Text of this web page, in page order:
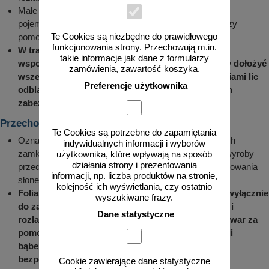
Te Cookies są niezbędne do prawidłowego
funkcjonowania strony. Przechowują m.in.
takie informacje jak dane z formularzy
zamówienia, zawartość koszyka.
Preferencje użytkownika
Te Cookies są potrzebne do zapamiętania
indywidualnych informacji i wyborów
użytkownika, które wpływają na sposób
działania strony i prezentowania
informacji, np. liczba produktów na stronie,
kolejność ich wyświetlania, czy ostatnio
wyszukiwane frazy.
Dane statystyczne
Cookie zawierające dane statystyczne
Małe znaki i elementy oznakowania umieszczane w
pojemnikach lub na paletach można rozładowywać przy
pomocy wózka widłowego.
W trakcie montażu znaków i tablic do konstrukcji
wsporczych w miejscach lokalizacji znaków należy dołożyć
wszelkich starań by uniknąć porysowania narzędziami lic
odblaskowych tablic, powłok lakierniczych i innych
zabezpieczeń antykorozyjnych
Przechowywanie (składowanie)
Oznakowanie powinno być składowane w magazynach
zamkniętych lub zadaszonych wiatach, chroniących wyroby
przed deszczem lub nadmiernym działaniem promieniowania
słonecznego.
Folia, w którą pakowany jest element służy tylko i wyłącznie
do zabezpieczenia elementów w czasie transportu i
rozładunku. W żadnym wypadku zabezpieczony towar za
pomocą: przekładek gąbkowych, kartonowych, folii
bąbelkowych oraz folii typu stretch nie nadaje się
bezpośrednio do długiego składowania.